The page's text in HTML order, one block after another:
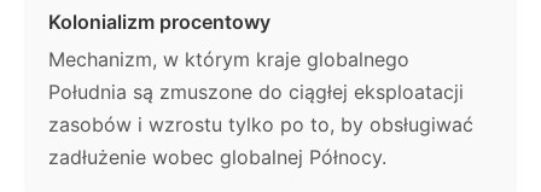
Kolonializm procentowy
Mechanizm, w którym kraje globalnego
Południa są zmuszone do ciągłej eksploatacji
zasobów i wzrostu tylko po to, by obsługiwać
zadłużenie wobec globalnej Północy.